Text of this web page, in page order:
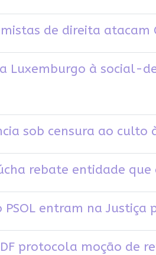
de direita atacam
Luxemburgo à social-
sob censura ao culto
rebate entidade
PSOL entram na
protocola moção de